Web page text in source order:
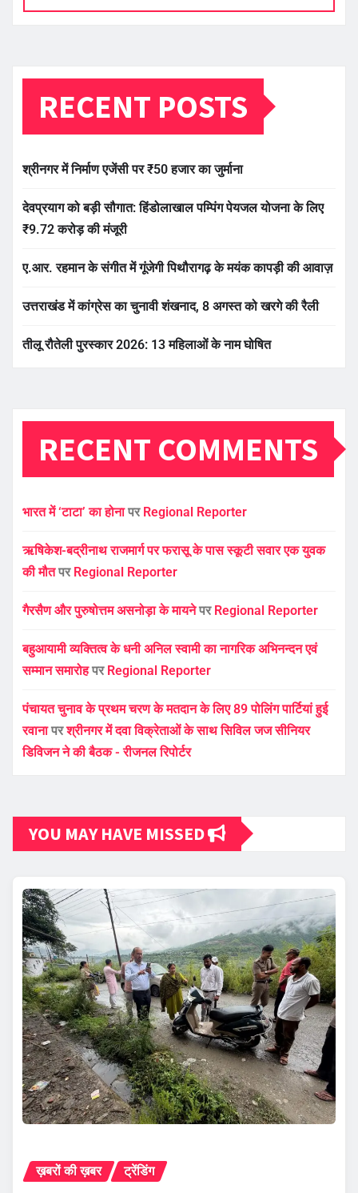
RECENT POSTS
श्रीनगर में निर्माण एजेंसी पर ₹50 हजार का जुर्माना
देवप्रयाग को बड़ी सौगात: हिंडोलाखाल पम्पिंग पेयजल योजना के लिए
₹9.72 करोड़ की मंजूरी
ए.आर. रहमान के संगीत में गूंजेगी पिथौरागढ़ के मयंक कापड़ी की आवाज़
उत्तराखंड में कांग्रेस का चुनावी शंखनाद, 8 अगस्त को खरगे की रैली
तीलू रौतेली पुरस्कार 2026: 13 महिलाओं के नाम घोषित
RECENT COMMENTS
भारत में ‘टाटा’ का होनापर Regional Reporter
ऋषिकेश-बद्रीनाथ राजमार्ग पर फरासू के पास स्कूटी सवार एक युवक
की मौतपर Regional Reporter
गैरसैण और पुरुषोत्तम असनोड़ा के मायनेपर Regional Reporter
बहुआयामी व्यक्तित्व के धनी अनिल स्वामी का नागरिक अभिनन्दन एवं
सम्मान समारोहपर Regional Reporter
पंचायत चुनाव के प्रथम चरण के मतदान के लिए 89 पोलिंग पार्टियां हुई
रवानापरश्रीनगर में दवा विक्रेताओं के साथ सिविल जज सीनियर
डिविजन ने की बैठक - रीजनल रिपोर्टर
YOU MAY HAVE MISSED
ख़बरों की ख़बर ट्रेंडिंग